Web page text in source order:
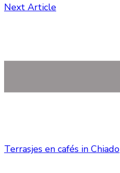
Next Article
Terrasjes en cafés in Chiado